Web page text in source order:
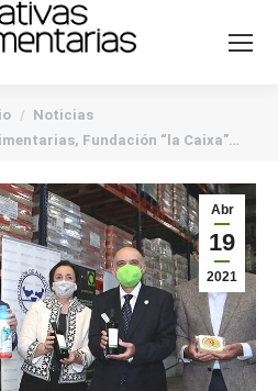
Noticias
Fundación “la Caixa”…
Abr
19
2021